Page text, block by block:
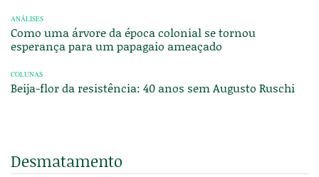
ANÁLISES
Como uma árvore da época colonial se tornou
esperança para um papagaio ameaçado
COLUNAS
Beija-flor da resistência: 40 anos sem Augusto Ruschi
Desmatamento